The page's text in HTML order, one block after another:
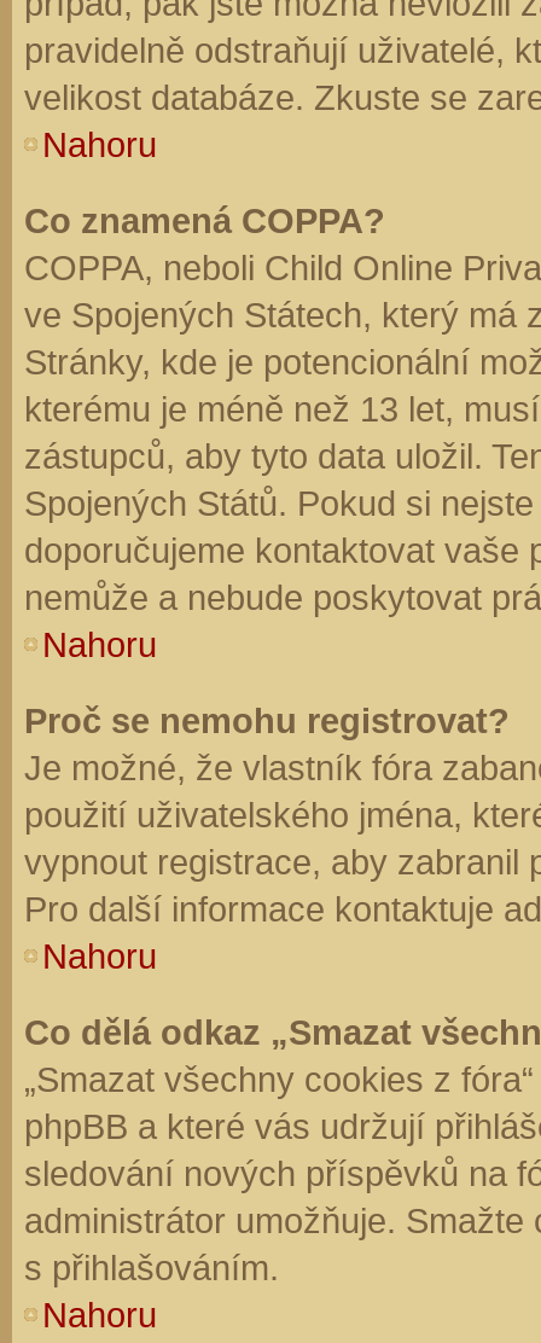
pravidelně odstraňují uživatelé,
velikost databáze. Zkuste se
Nahoru
Co znamená COPPA?
COPPA, neboli Child Online
ve Spojených Státech, který má
Stránky, kde je potencionální
kterému je méně než 13 let,
zástupců, aby tyto data uložil.
Spojených Států. Pokud si
doporučujeme kontaktovat vaše
nemůže a nebude poskytovat
Nahoru
Proč se nemohu registrovat?
Je možné, že vlastník fóra
použití uživatelského jména,
vypnout registrace, aby zabranil
Pro další informace kontaktuje
Nahoru
Co dělá odkaz „Smazat
„Smazat všechny cookies z
phpBB a které vás udržují
sledování nových příspěvků na
administrátor umožňuje.
s přihlašováním.
Nahoru